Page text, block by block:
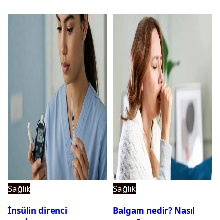
Sağlık
İnsülin direnci
Sağlık
Balgam nedir? Nasıl